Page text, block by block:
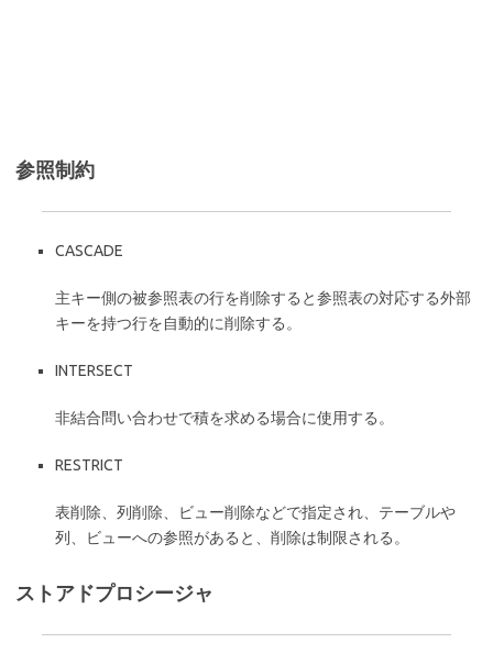
参照制約
CASCADE
主キー側の被参照表の行を削除すると参照表の対応する外部
キーを持つ行を自動的に削除する。
INTERSECT
非結合問い合わせで積を求める場合に使用する。
RESTRICT
表削除、列削除、ビュー削除などで指定され、テーブルや
列、ビューへの参照があると、削除は制限される。
ストアドプロシージャ